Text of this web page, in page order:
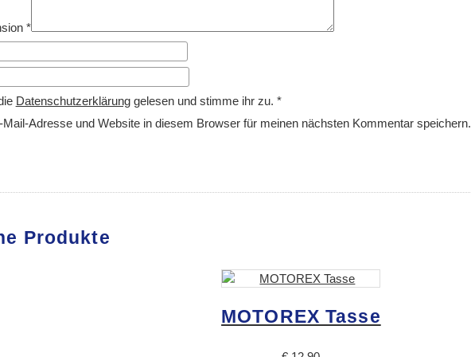
*
Datenschutzerklärunggelesen und stimme ihr zu. *
Mail-Adresse und Website in diesem Browser für meinen nächsten Kommentar speichern.
Produkte
MOTOREX Tasse